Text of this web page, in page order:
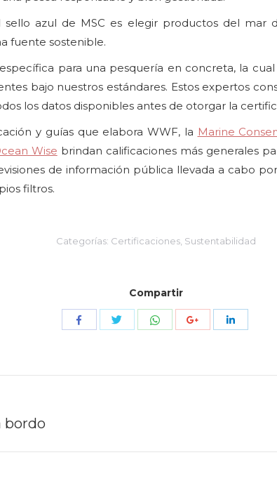
azul de MSC es elegir productos del mar
fuente sostenible.
para una pesquería en concreta, la
bajo nuestros estándares. Estos expertos
los datos disponibles antes de otorgar la
y guías que elabora WWF, la Marine
Wise brindan calificaciones más generales
de información pública llevada a cabo
filtros.
Categorías: Certificaciones Sustentabilidad
Compartir
Compartir CompartirCompartir CompartirCompartir
bordo